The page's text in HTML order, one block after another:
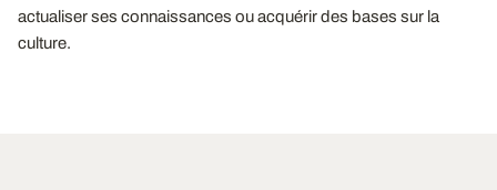
actualiser ses connaissances ou acquérir des bases sur la
culture.